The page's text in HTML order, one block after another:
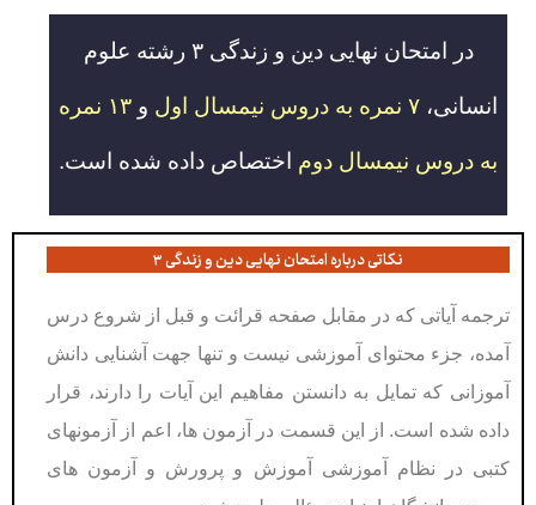
در امتحان نهایی دین و زندگی ۳ رشته علوم
انسانی، ۷ نمره به دروس نیمسال اول و ۱۳ نمره
به دروس نیمسال دوم اختصاص داده شده است.
نکاتی درباره امتحان نهایی دین و زندگی ۳
ترجمه آیاتی که در مقابل صفحه قرائت و قبل از شروع درس
آمده، جزء محتوای آموزشی نیست و تنها جهت آشنایی دانش
آموزانی كه تمایل به دانستن مفاهیم این آیات را دارند، قرار
داده شده است. از این قسمت در آزمون ها، اعم از آزمونهای
كتبی در نظام آموزشی آموزش و پرورش و آزمون های